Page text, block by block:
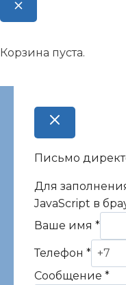
Корзина пуста.
Письмо
Для
JavaScript в
Ваше имя *
Телефон *
Сообщение *